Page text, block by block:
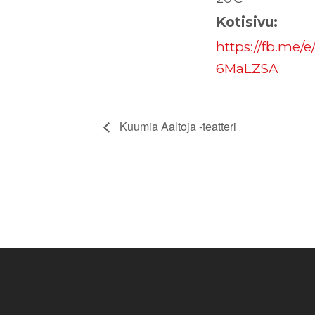
Kotisivu:
https://fb.me/
6MaLZSA
Kuumia Aaltoja -teatteri